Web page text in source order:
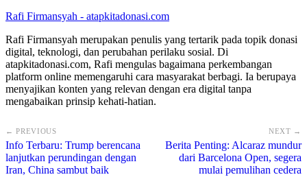
Rafi Firmansyah - atapkitadonasi.com
Rafi Firmansyah merupakan penulis yang tertarik pada topik donasi
digital, teknologi, dan perubahan perilaku sosial. Di
atapkitadonasi.com, Rafi mengulas bagaimana perkembangan
platform online memengaruhi cara masyarakat berbagi. Ia berupaya
menyajikan konten yang relevan dengan era digital tanpa
mengabaikan prinsip kehati-hatian.
← PREVIOUS
Info Terbaru: Trump berencana
lanjutkan perundingan dengan
Iran, China sambut baik
NEXT →
Berita Penting: Alcaraz mundur
dari Barcelona Open, segera
mulai pemulihan cedera